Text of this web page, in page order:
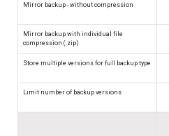
Mirror backup - without compression
Mirror backup with individual file
compression (.zip)
Store multiple versions for full backup type
Limit number of backup versions